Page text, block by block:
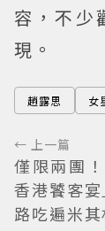
容，不少
現。
趙露思 女
← 上一篇
僅限兩團
香港饕客
路吃遍米